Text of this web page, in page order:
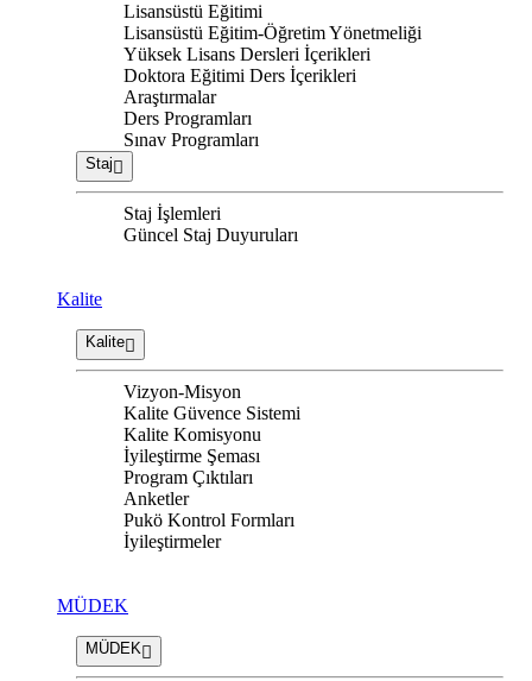
Lisansüstü Eğitimi
Lisansüstü Eğitim-Öğretim Yönetmeliği
Yüksek Lisans Dersleri İçerikleri
Doktora Eğitimi Ders İçerikleri
Araştırmalar
Ders Programları
Sınav Programları
Staj
Staj İşlemleri
Güncel Staj Duyuruları
Kalite
Kalite
Vizyon-Misyon
Kalite Güvence Sistemi
Kalite Komisyonu
İyileştirme Şeması
Program Çıktıları
Anketler
Pukö Kontrol Formları
İyileştirmeler
MÜDEK
MÜDEK